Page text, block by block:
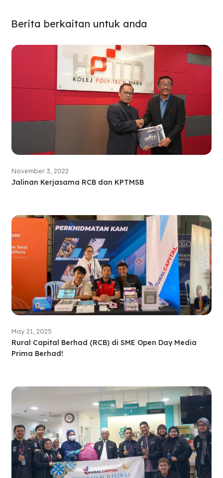
Berita berkaitan untuk anda
November 3, 2022
Jalinan Kerjasama RCB dan KPTMSB
May 21, 2025
Rural Capital Berhad (RCB) di SME Open Day Media
Prima Berhad!